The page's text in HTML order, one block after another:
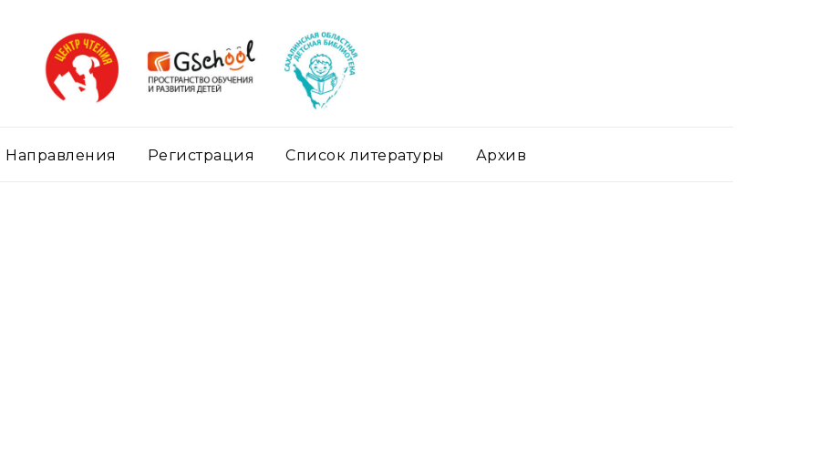
Направления Регистрация Список литературы Архив